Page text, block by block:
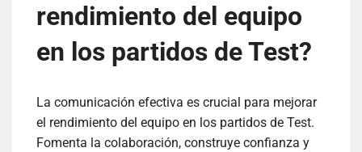
rendimiento del equipo
en los partidos de Test?
La comunicación efectiva es crucial para mejorar
el rendimiento del equipo en los partidos de Test.
Fomenta la colaboración, construye confianza y